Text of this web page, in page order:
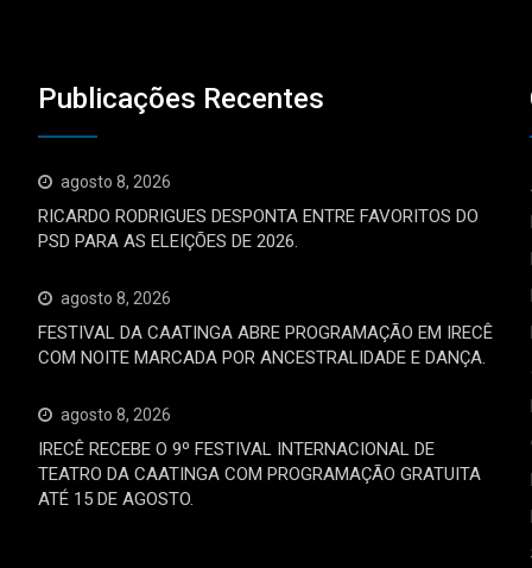
Publicações Recentes
agosto 8, 2026
RICARDO RODRIGUES DESPONTA ENTRE FAVORITOS DO
PSD PARA AS ELEIÇÕES DE 2026.
agosto 8, 2026
FESTIVAL DA CAATINGA ABRE PROGRAMAÇÃO EM IRECÊ
COM NOITE MARCADA POR ANCESTRALIDADE E DANÇA.
agosto 8, 2026
IRECÊ RECEBE O 9º FESTIVAL INTERNACIONAL DE
TEATRO DA CAATINGA COM PROGRAMAÇÃO GRATUITA
ATÉ 15 DE AGOSTO.